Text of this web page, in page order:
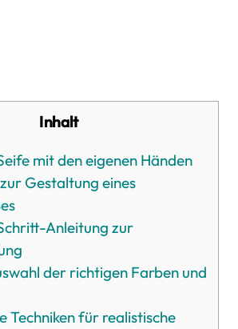
Inhalt
mit den eigenen Händen
Gestaltung eines
Anleitung zur
der richtigen Farben und
Techniken für realistische